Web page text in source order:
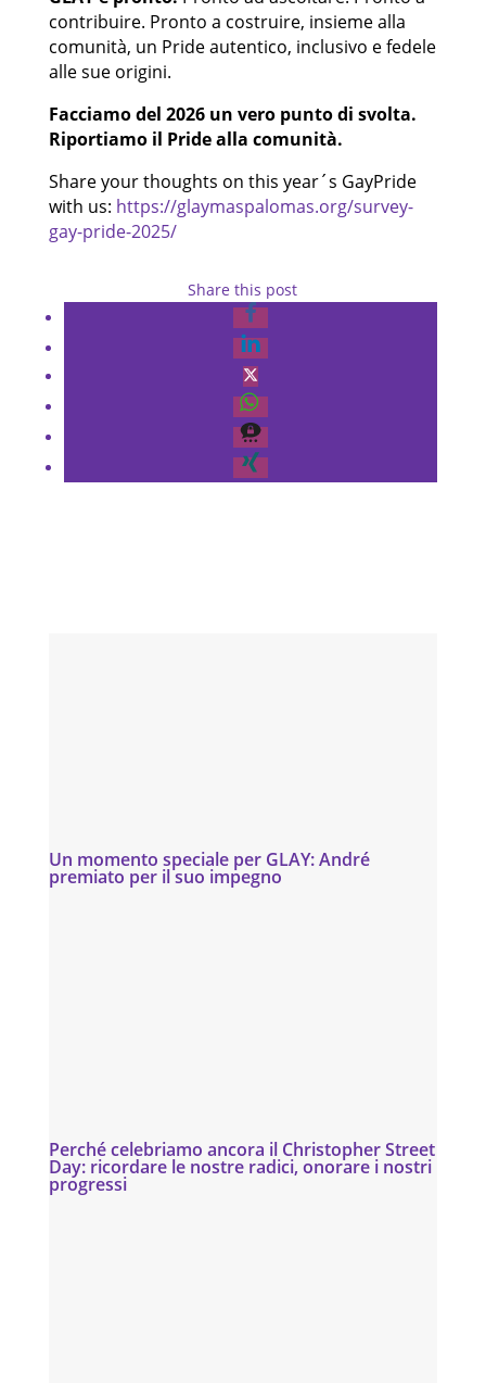
contribuire. Pronto a costruire, insieme alla
comunità, un Pride autentico, inclusivo e fedele
alle sue origini.
Facciamo del 2026 un vero punto di svolta.
Riportiamo il Pride alla comunità.
Share your thoughts on this year´s GayPride
with us: https://glaymaspalomas.org/survey-
gay-pride-2025/
Share this post
Un momento speciale per GLAY: André
premiato per il suo impegno
Perché celebriamo ancora il Christopher Street
Day: ricordare le nostre radici, onorare i nostri
progressi